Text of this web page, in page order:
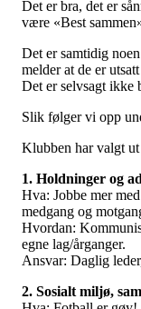
Det er bra, det er
være «Best
Det er samtidig
melder at de er
Det er selvsagt ikke
Slik følger vi opp
Klubben har valgt
1. Holdninger og
Hva: Jobbe mer
medgang og
Hvordan:
egne lag/årganger.
Ansvar: Daglig
2. Sosialt miljø,